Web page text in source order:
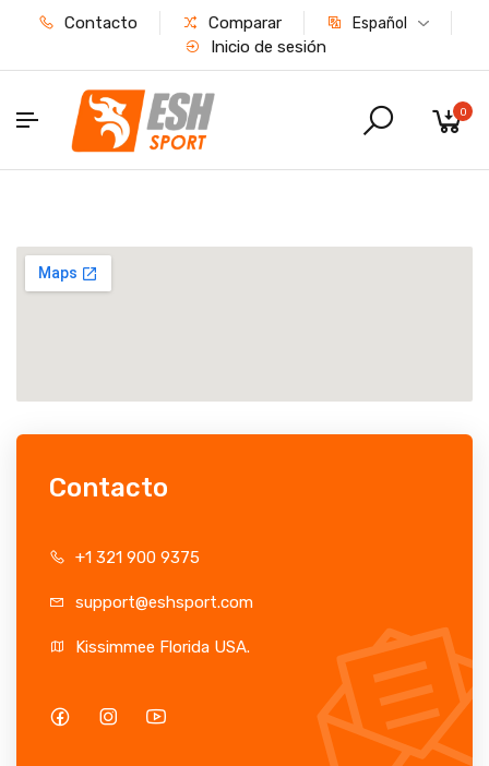
Contacto Comparar Español
Inicio de sesión
0
Contacto
+1 321 900 9375
support@eshsport.com
Kissimmee Florida USA.